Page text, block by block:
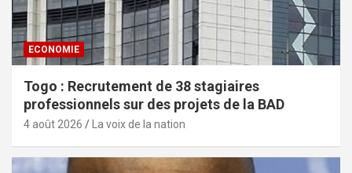
ECONOMIE
Togo : Recrutement de 38 stagiaires
professionnels sur des projets de la BAD
4 août 2026 La voix de la nation